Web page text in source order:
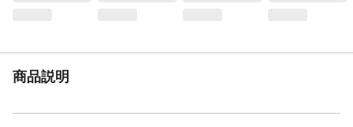
商品説明